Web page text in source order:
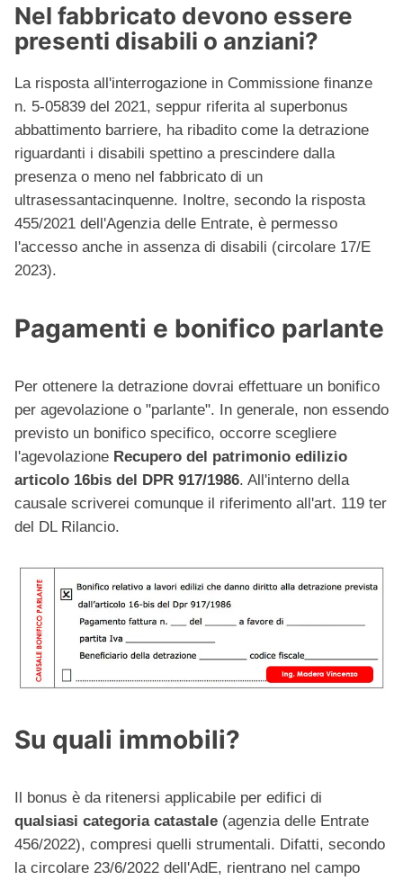
Nel fabbricato devono essere
presenti disabili o anziani?
La risposta all'interrogazione in Commissione finanze
n. 5-05839 del 2021, seppur riferita al superbonus
abbattimento barriere, ha ribadito come la detrazione
riguardanti i disabili spettino a prescindere dalla
presenza o meno nel fabbricato di un
ultrasessantacinquenne. Inoltre, secondo la risposta
455/2021 dell'Agenzia delle Entrate, è permesso
l'accesso anche in assenza di disabili (circolare 17/E
2023).
Pagamenti e bonifico parlante
Per ottenere la detrazione dovrai effettuare un bonifico
per agevolazione o "parlante". In generale, non essendo
previsto un bonifico specifico, occorre scegliere
l'agevolazione Recupero del patrimonio edilizio
articolo 16bis del DPR 917/1986. All'interno della
causale scriverei comunque il riferimento all'art. 119 ter
del DL Rilancio.
Su quali immobili?
Il bonus è da ritenersi applicabile per edifici di
qualsiasi categoria catastale (agenzia delle Entrate
456/2022), compresi quelli strumentali. Difatti, secondo
la circolare 23/6/2022 dell'AdE, rientrano nel campo